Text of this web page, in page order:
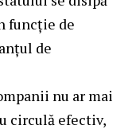
funcție de
de
nu ar mai
circulă efectiv,